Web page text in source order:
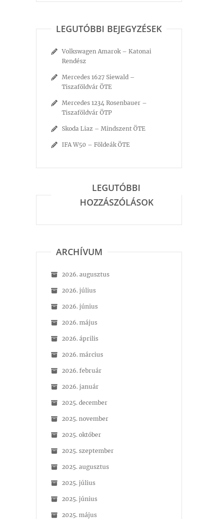
LEGUTÓBBI BEJEGYZÉSEK
Volkswagen Amarok – Katonai
Rendész
Mercedes 1627 Siewald –
Tiszaföldvár ÖTE
Mercedes 1234 Rosenbauer –
Tiszaföldvár ÖTP
Skoda Liaz – Mindszent ÖTE
IFA W50 – Földeák ÖTE
LEGUTÓBBI
HOZZÁSZÓLÁSOK
ARCHÍVUM
2026. augusztus
2026. július
2026. június
2026. május
2026. április
2026. március
2026. február
2026. január
2025. december
2025. november
2025. október
2025. szeptember
2025. augusztus
2025. július
2025. június
2025. május